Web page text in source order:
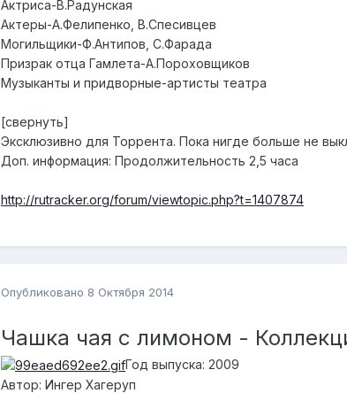
Актриса-В.Радунская
Актеры-А.Фелипенко, В.Спесивцев
Могильщики-Ф.Антипов, С.Фарада
Призрак отца Гамлета-А.Пороховщиков
Музыканты и придворные-артисты театра
[свернуть]
Эксклюзивно для Торрента. Пока нигде больше не
Доп. информация: Продолжительность 2,5 часа
http://rutracker.org/forum/viewtopic.php?t=1407874
Опубликовано 8 Октября 2014
Чашка чая с лимоном -
Год выпуска: 2009
Автор: Ингер Хагеруп